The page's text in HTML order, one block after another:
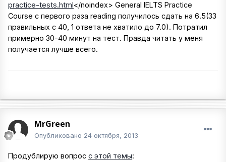
practice-tests.html</noindex> General IELTS Practice
Course с первого раза reading получилось сдать на 6.5(33
правильных с 40, 1 ответа не хватило до 7.0). Потратил
примерно 30-40 минут на тест. Правда читать у меня
получается лучше всего.
MrGreen
Опубликовано 24 октября, 2013
Продублирую вопрос с этой темы: